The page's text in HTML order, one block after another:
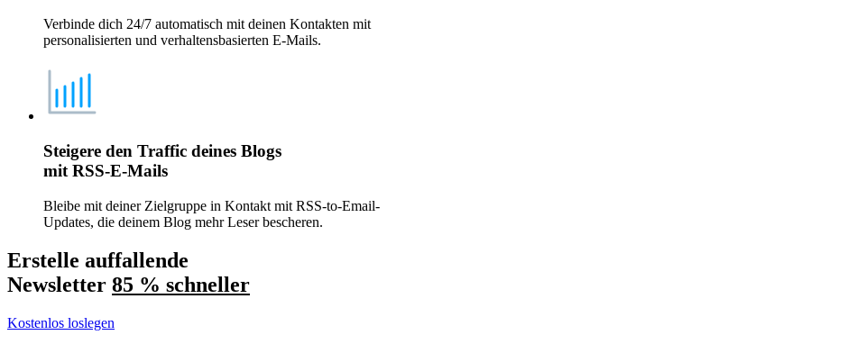
Verbinde dich 24/7 automatisch mit deinen Kontakten mit
personalisierten und verhaltensbasierten E-Mails.
Steigere den Traffic deines Blogs
mit RSS-E-Mails
Bleibe mit deiner Zielgruppe in Kontakt mit RSS-to-Email-
Updates, die deinem Blog mehr Leser bescheren.
Erstelle auffallende
Newsletter 85 % schneller
Kostenlos loslegen